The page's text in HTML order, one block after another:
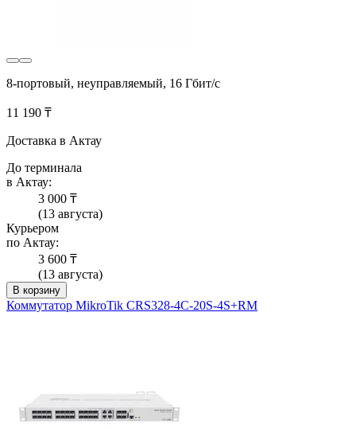
8-портовый, неуправляемый, 16 Гбит/с
11 190 ₸
Доставка в Актау
До терминала
в Актау:
3 000 ₸
(13 августа)
Курьером
по Актау:
3 600 ₸
(13 августа)
В корзину
Коммутатор MikroTik CRS328-4C-20S-4S+RM